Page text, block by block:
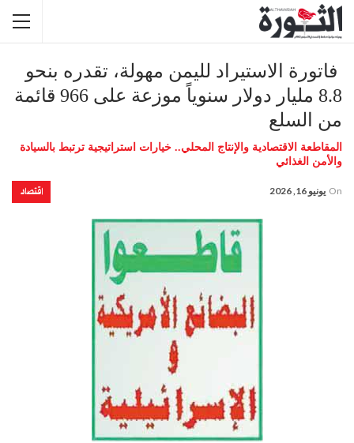
فاتورة الاستيراد لليمن مهولة، تقدره بنحو
8.8 مليار دولار سنوياً موزعة على 966 قائمة
من السلع
المقاطعة الاقتصادية والإنتاج المحلي.. خيارات استراتيجية ترتبط بالسيادة
والأمن الغذائي
اقتصاد On يونيو 16, 2026